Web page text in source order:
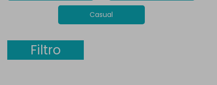
Casual
Filtro